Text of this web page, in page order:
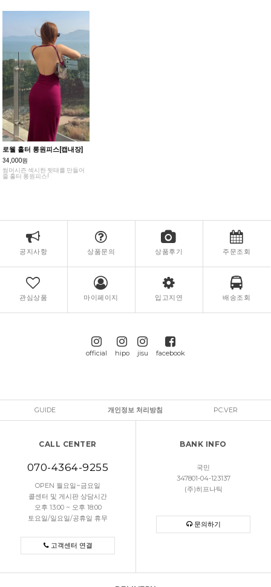
로웰 홀터 롱원피스[캡내장]
34,000원
썸머시즌 섹시한 뒷태를 만들어
줄 홀터 롱원피스!
공지사항 상품문의 상품후기 주문조회
관심상품 마이페이지 입고지연 배송조회
official hipo jisu facebook
GUIDE 개인정보 처리방침 PC.VER
CALL CENTER
070-4364-9255
OPEN 월요일~금요일
콜센터 및 게시판 상담시간
오후 13:00 ~ 오후 18:00
토요일/일요일/공휴일 휴무
고객센터 연결
BANK INFO
국민
347801-04-123137
(주)히프나틱
문의하기